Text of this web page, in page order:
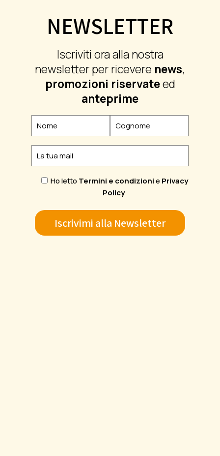
NEWSLETTER
Iscriviti ora alla nostra
newsletter per ricevere news,
promozioni riservateed
anteprime
Ho letto Termini e condizionie Privacy
Policy